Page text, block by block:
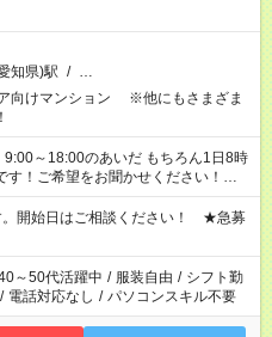
知県)駅 / …
向けマンション ※他にもさまざま
～18:00のあいだ もちろん1日8時
す！ご希望をお聞かせください！★家
合も遠慮なくご相談ください。 ※
必要です
。開始日はご相談ください！ ★急募
～50代活躍中 / 服装自由 / シフト勤
/ 電話対応なし / パソコンスキル不要